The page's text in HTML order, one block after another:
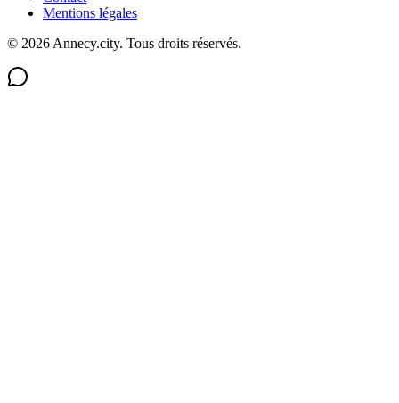
Mentions légales
© 2026 Annecy.city. Tous droits réservés.